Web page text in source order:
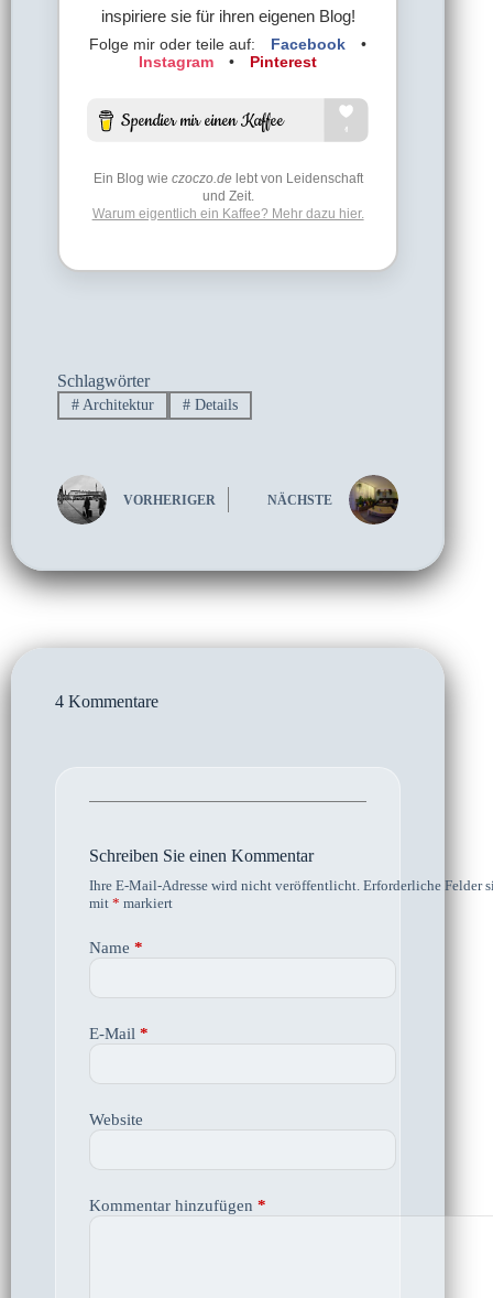
inspiriere sie für ihren eigenen Blog!
Folge mir oder teile auf: Facebook
•
Instagram
• Pinterest
Ein Blog wie czoczo.delebt von Leidenschaft
und Zeit.
Warum eigentlich ein Kaffee? Mehr dazu hier.
Schlagwörter
#Architektur #Details
VORHERIGER NÄCHSTE
4 Kommentare
Schreiben Sie einen Kommentar
Ihre E-Mail-Adresse wird nicht veröffentlicht. Erforderliche Felder
mit * markiert
Name *
E-Mail *
Website
Kommentar hinzufügen *